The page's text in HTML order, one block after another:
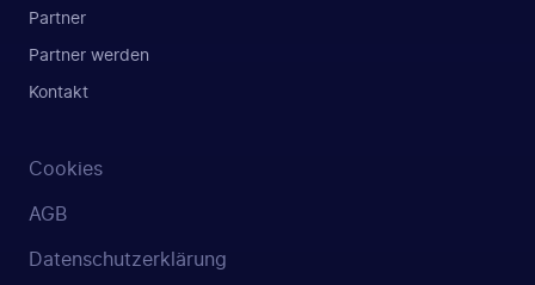
Partner
Partner werden
Kontakt
Cookies
AGB
Datenschutzerklärung